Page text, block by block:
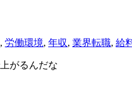
, 労働環境, 年収, 業界転職, 給